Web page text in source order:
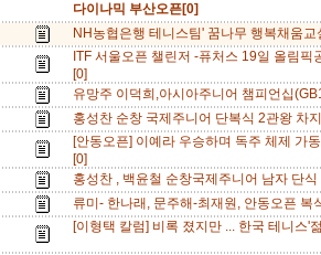
다이나믹 부산오픈[0]
NH농협은행 테니스팀' 꿈나무 행복채움교
ITF 서울오픈 챌린저 -퓨처스 19일 올림픽
[0]
유망주 이덕희,아시아주니어 챔피언십
홍성찬 순창 국제주니어 단복식 2관왕 차
[안동오픈] 이예라 우승하며 독주 체제 가
[0]
홍성찬 , 백윤철 순창국제주니어 남자 단식
류미- 한나래, 문주해-최재원, 안동오픈 복
[이형택 칼럼] 비록 졌지만 ... 한국 테니스'